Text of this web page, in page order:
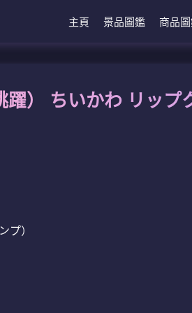
主頁 景品圖鑑 商品
） ちいかわ リップ
プ）